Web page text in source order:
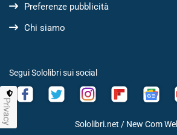
Preferenze pubblicità
Chi siamo
Segui Sololibri sui social
Sololibri.net / New Com
Privacy